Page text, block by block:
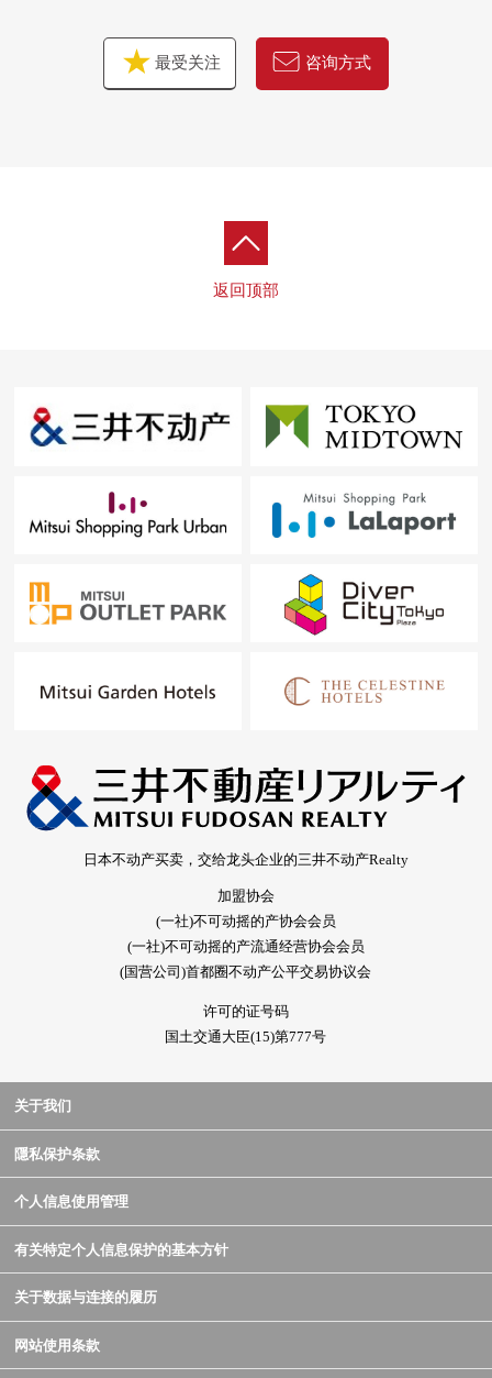
最受关注 咨询方式
返回顶部
日本不动产买卖，交给龙头企业的三井不动产Realty
加盟协会
(一社)不可动摇的产协会会员
(一社)不可动摇的产流通经营协会会员
(国营公司)首都圈不动产公平交易协议会
许可的证号码
国土交通大臣(15)第777号
关于我们
隱私保护条款
个人信息使用管理
有关特定个人信息保护的基本方针
关于数据与连接的履历
网站使用条款